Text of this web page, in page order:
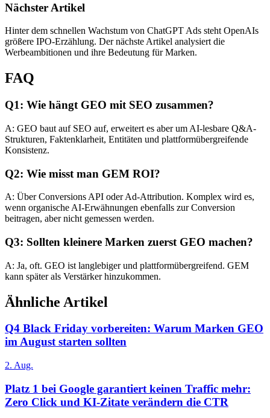
Nächster Artikel
Hinter dem schnellen Wachstum von ChatGPT Ads steht OpenAIs
größere IPO-Erzählung. Der nächste Artikel analysiert die
Werbeambitionen und ihre Bedeutung für Marken.
FAQ
Q1: Wie hängt GEO mit SEO zusammen?
A: GEO baut auf SEO auf, erweitert es aber um AI-lesbare Q&A-
Strukturen, Faktenklarheit, Entitäten und plattformübergreifende
Konsistenz.
Q2: Wie misst man GEM ROI?
A: Über Conversions API oder Ad-Attribution. Komplex wird es,
wenn organische AI-Erwähnungen ebenfalls zur Conversion
beitragen, aber nicht gemessen werden.
Q3: Sollten kleinere Marken zuerst GEO machen?
A: Ja, oft. GEO ist langlebiger und plattformübergreifend. GEM
kann später als Verstärker hinzukommen.
Ähnliche Artikel
Q4 Black Friday vorbereiten: Warum Marken GEO
im August starten sollten
2. Aug.
Platz 1 bei Google garantiert keinen Traffic mehr:
Zero Click und KI-Zitate verändern die CTR